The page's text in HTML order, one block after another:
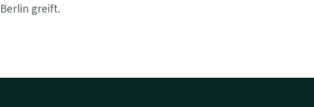
Berlin greift.